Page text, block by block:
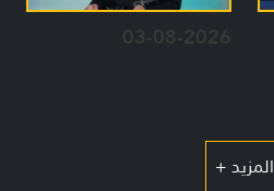
03-08-2026
المزيد +